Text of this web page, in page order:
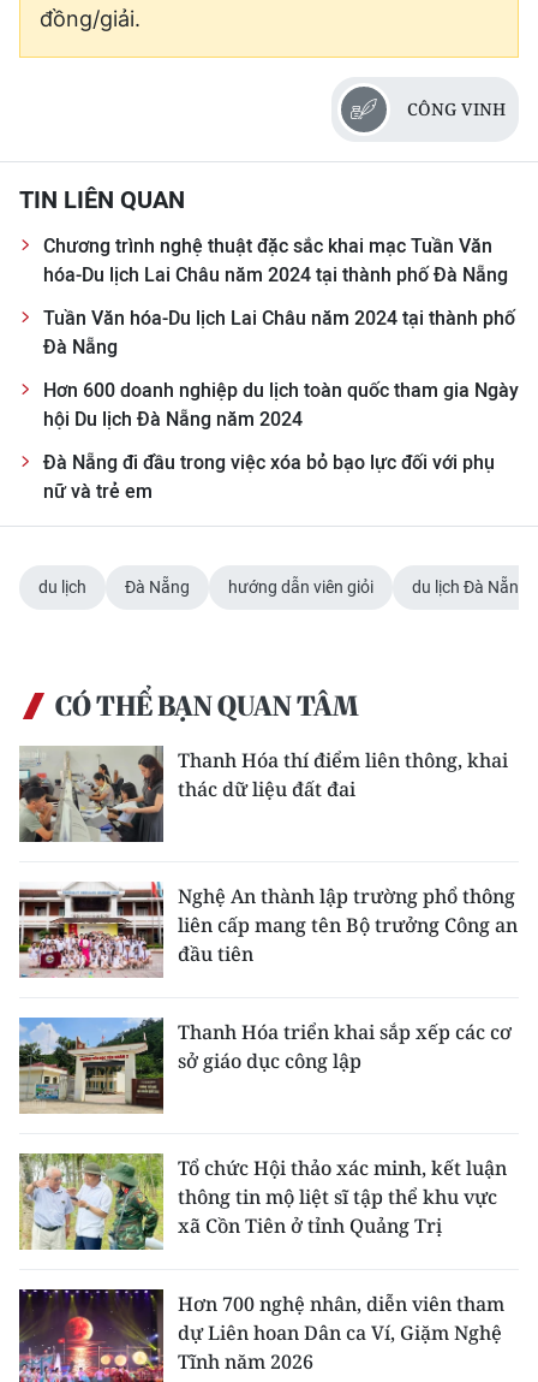
đồng/giải.
CÔNG VINH
TIN LIÊN QUAN
Chương trình nghệ thuật đặc sắc khai mạc Tuần Văn
hóa-Du lịch Lai Châu năm 2024 tại thành phố Đà Nẵng
Tuần Văn hóa-Du lịch Lai Châu năm 2024 tại thành phố
Đà Nẵng
Hơn 600 doanh nghiệp du lịch toàn quốc tham gia Ngày
hội Du lịch Đà Nẵng năm 2024
Đà Nẵng đi đầu trong việc xóa bỏ bạo lực đối với phụ
nữ và trẻ em
du lịch Đà Nẵng hướng dẫn viên giỏi du lịch Đà Nẵng
CÓ THỂ BẠN QUAN TÂM
Thanh Hóa thí điểm liên thông, khai
thác dữ liệu đất đai
Nghệ An thành lập trường phổ thông
liên cấp mang tên Bộ trưởng Công an
đầu tiên
Thanh Hóa triển khai sắp xếp các cơ
sở giáo dục công lập
Tổ chức Hội thảo xác minh, kết luận
thông tin mộ liệt sĩ tập thể khu vực
xã Cồn Tiên ở tỉnh Quảng Trị
Hơn 700 nghệ nhân, diễn viên tham
dự Liên hoan Dân ca Ví, Giặm Nghệ
Tĩnh năm 2026